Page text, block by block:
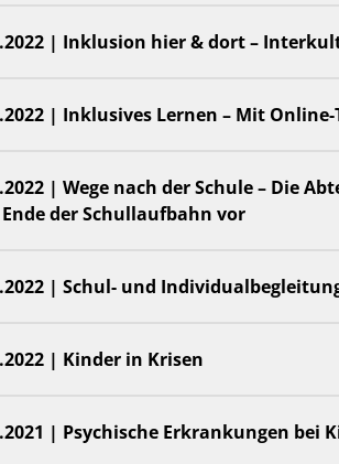
| Inklusion hier & dort –
| Inklusives Lernen – Mit
| Wege nach der Schule – Die
der Schullaufbahn vor
| Schul- und
| Kinder in Krisen
| Psychische Erkrankungen bei